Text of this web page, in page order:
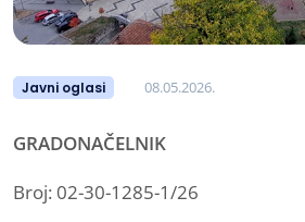
Javni oglasi 08.05.2026.
GRADONAČELNIK
Broj: 02-30-1285-1/26